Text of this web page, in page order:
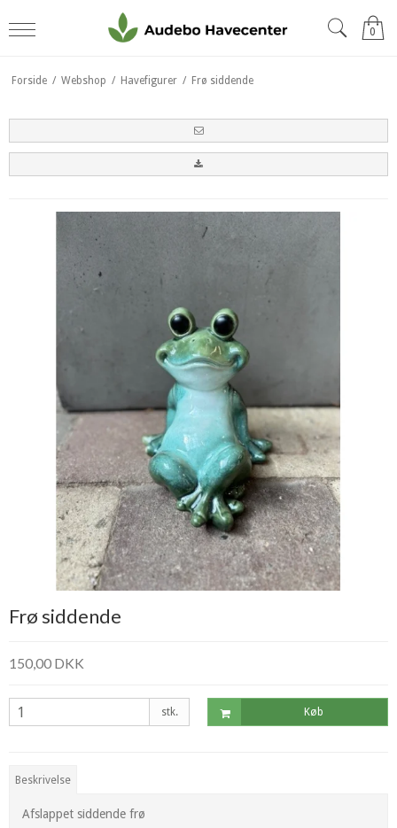
0
Forside / Webshop / Havefigurer / Frø siddende
Frø siddende
150,00 DKK
stk. Køb
Beskrivelse
Afslappet siddende frø